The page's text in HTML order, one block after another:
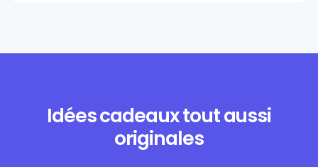
Idées cadeaux tout aussi
originales